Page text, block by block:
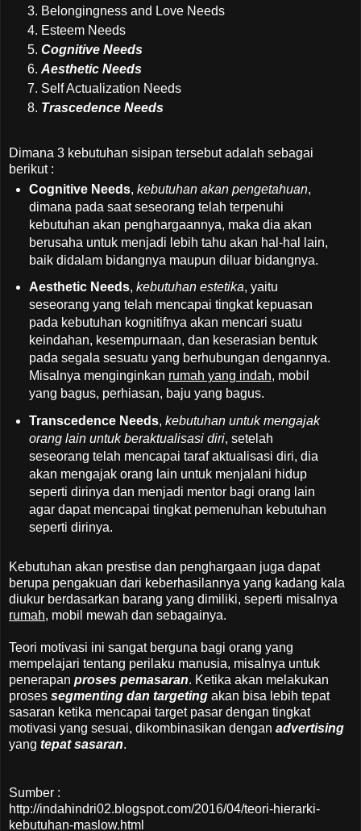
Belongingness and Love Needs
Esteem Needs
Cognitive Needs
Aesthetic Needs
Self Actualization Needs
Trascedence Needs
Dimana 3 kebutuhan sisipan tersebut adalah sebagai
berikut :
Cognitive Needs, kebutuhan akan pengetahuan,
dimana pada saat seseorang telah terpenuhi
kebutuhan akan penghargaannya, maka dia akan
berusaha untuk menjadi lebih tahu akan hal-hal lain,
baik didalam bidangnya maupun diluar bidangnya.
Aesthetic Needs, kebutuhan estetika, yaitu
seseorang yang telah mencapai tingkat kepuasan
pada kebutuhan kognitifnya akan mencari suatu
keindahan, kesempurnaan, dan keserasian bentuk
pada segala sesuatu yang berhubungan dengannya.
Misalnya menginginkan rumah yang indah, mobil
yang bagus, perhiasan, baju yang bagus.
Transcedence Needs, kebutuhan untuk mengajak
orang lain untuk beraktualisasi diri, setelah
seseorang telah mencapai taraf aktualisasi diri, dia
akan mengajak orang lain untuk menjalani hidup
seperti dirinya dan menjadi mentor bagi orang lain
agar dapat mencapai tingkat pemenuhan kebutuhan
seperti dirinya.
Kebutuhan akan prestise dan penghargaan juga dapat
berupa pengakuan dari keberhasilannya yang kadang kala
diukur berdasarkan barang yang dimiliki, seperti misalnya
rumah, mobil mewah dan sebagainya.
Teori motivasi ini sangat berguna bagi orang yang
mempelajari tentang perilaku manusia, misalnya untuk
penerapan proses pemasaran. Ketika akan melakukan
proses segmenting dan targeting akan bisa lebih tepat
sasaran ketika mencapai target pasar dengan tingkat
motivasi yang sesuai, dikombinasikan dengan advertising
yang tepat sasaran.
Sumber :
http://indahindri02.blogspot.com/2016/04/teori-hierarki-
kebutuhan-maslow.html